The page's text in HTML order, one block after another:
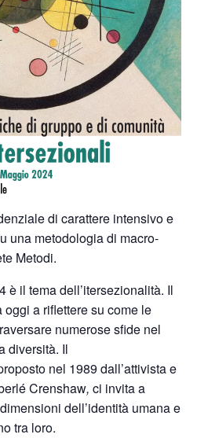
di carattere intensivo e
una metodologia di macro-
Metodi.
è il tema dell’itersezionalità. Il
a riflettere su come le
numerose sfide nel
diversità. Il
nel 1989 dall’attivista e
Crenshaw, ci invita a
dell’identità umana e
tra loro.